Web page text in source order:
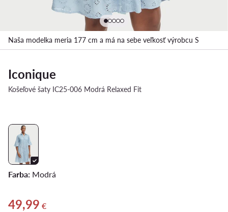
Naša modelka meria 177 cm a má na sebe veľkosť výrobcu S
Iconique
Košeľové šaty IC25-006 Modrá Relaxed Fit
Farba: Modrá
Aktuálna cena 49,99 €
49,99 €